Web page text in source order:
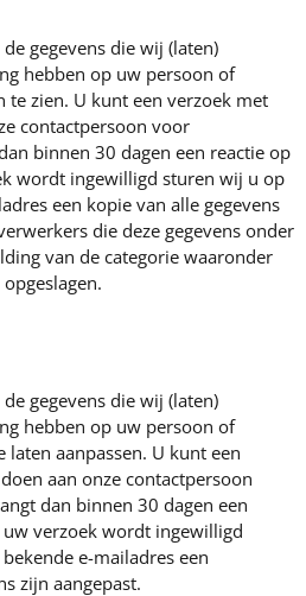
gegevens die wij (laten)
hebben op uw persoon of
zien. U kunt een verzoek met
contactpersoon voor
binnen 30 dagen een reactie op
wordt ingewilligd sturen wij u op
een kopie van alle gegevens
die deze gegevens onder
van de categorie waaronder
gegevens die wij (laten)
hebben op uw persoon of
aanpassen. U kunt een
aan onze contactpersoon
dan binnen 30 dagen een
verzoek wordt ingewilligd
e-mailadres een
zijn aangepast.